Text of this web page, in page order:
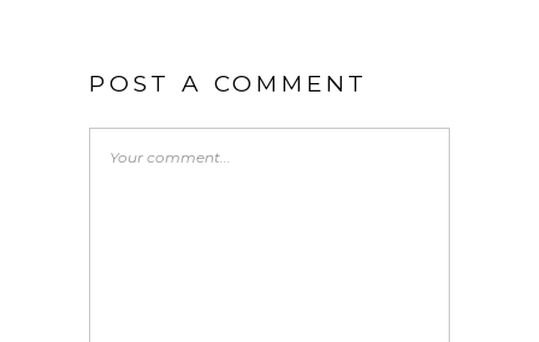
POST A COMMENT